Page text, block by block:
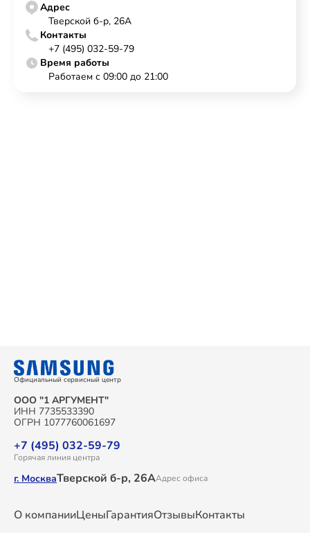
Адрес
Тверской б-р, 26А
Контакты
+7 (495) 032-59-79
Время работы
Работаем с 09:00 до 21:00
Официальный сервисный центр
ООО "1 АРГУМЕНТ"
ИНН 7735533390
ОГРН 1077760061697
+7 (495) 032-59-79
Горячая линия центра
г. МоскваТверской б-р, 26ААдрес офиса
О компанииЦеныГарантияОтзывыКонтакты